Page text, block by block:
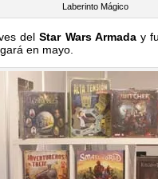
Laberinto Mágico
delStar Wars Armaday
en mayo.